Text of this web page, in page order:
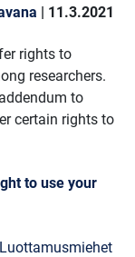
| 11.3.2021
rights to
researchers.
to
certain rights to
to use your
Luottamusmiehet